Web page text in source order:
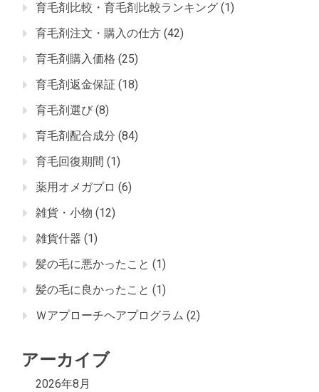
育毛剤比較・育毛剤比較ランキング (1)
育毛剤注文・購入の仕方 (42)
育毛剤購入価格 (25)
育毛剤返金保証 (18)
育毛剤選び (8)
育毛剤配合成分 (84)
育毛回復期間 (1)
薬用オメガプロ (6)
雑貨・小物 (12)
雑貨什器 (1)
髪の毛に悪かったこと (1)
髪の毛に良かったこと (1)
Ｗアプローチヘアプログラム (2)
アーカイブ
2026年8月